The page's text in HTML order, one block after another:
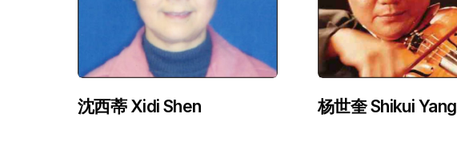
沈西蒂 Xidi Shen 杨世奎 Shikui Yang